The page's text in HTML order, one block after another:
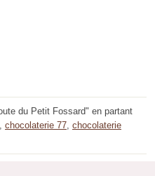
du Petit Fossard" en partant
, chocolaterie 77, chocolaterie